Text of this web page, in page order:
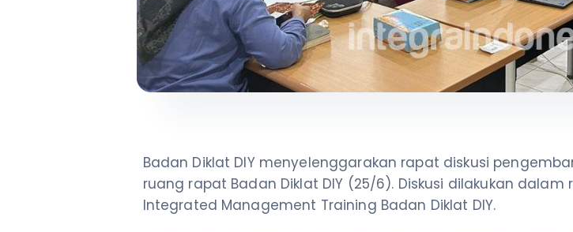
Badan Diklat DIY menyelenggarakan rapat diskusi
ruang rapat Badan Diklat DIY (25/6). Diskusi dilakukan
Integrated Management Training Badan Diklat DIY.